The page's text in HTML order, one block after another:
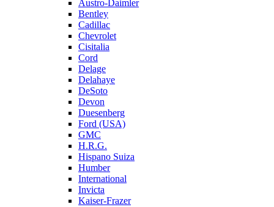
Austro-Daimler
Bentley
Cadillac
Chevrolet
Cisitalia
Cord
Delage
Delahaye
DeSoto
Devon
Duesenberg
Ford (USA)
GMC
H.R.G.
Hispano Suiza
Humber
International
Invicta
Kaiser-Frazer